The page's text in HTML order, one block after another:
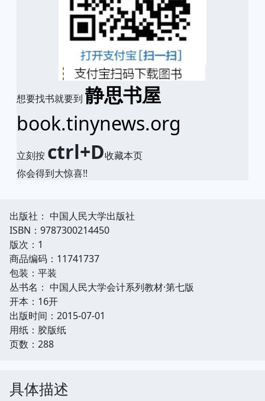
想要找书就要到 静思书屋
book.tinynews.org
立刻按 ctrl+D收藏本页
你会得到大惊喜!!
出版社： 中国人民大学出版社
ISBN：9787300214450
版次：1
商品编码：11741737
包装：平装
丛书名： 中国人民大学会计系列教材·第七版
开本：16开
出版时间：2015-07-01
用纸：胶版纸
页数：288
具体描述